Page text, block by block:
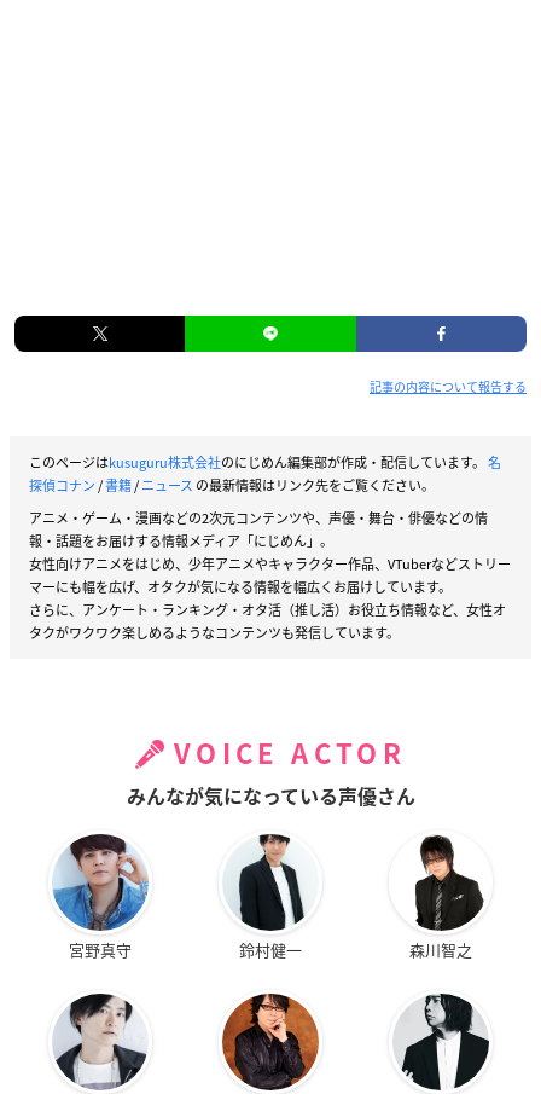
記事の内容について報告する
このページはkusuguru株式会社のにじめん編集部が作成・配信しています。 名
探偵コナン/書籍/ニュース の最新情報はリンク先をご覧ください。
アニメ・ゲーム・漫画などの2次元コンテンツや、声優・舞台・俳優などの情
報・話題をお届けする情報メディア「にじめん」。
女性向けアニメをはじめ、少年アニメやキャラクター作品、VTuberなどストリー
マーにも幅を広げ、オタクが気になる情報を幅広くお届けしています。
さらに、アンケート・ランキング・オタ活（推し活）お役立ち情報など、女性オ
タクがワクワク楽しめるようなコンテンツも発信しています。
VOICE ACTOR
みんなが気になっている声優さん
宮野真守 鈴村健一 森川智之